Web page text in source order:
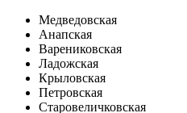
Медведовская
Анапская
Варениковская
Ладожская
Крыловская
Петровская
Старовеличковская